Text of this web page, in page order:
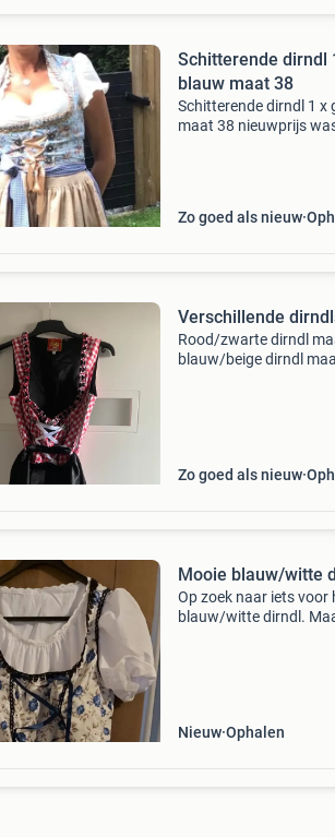
Schitterende dirndl
blauw maat 38
Schitterende dirndl 1 x
maat 38 nieuwprijs
Zo goed als nieuw
Verschillende
Rood/zwarte dirndl
blauw/beige dirndl
Zo goed als nieuw
Mooie blauw/witte
Op zoek naar iets
blauw/witte dirndl.
Nieuw Ophalen